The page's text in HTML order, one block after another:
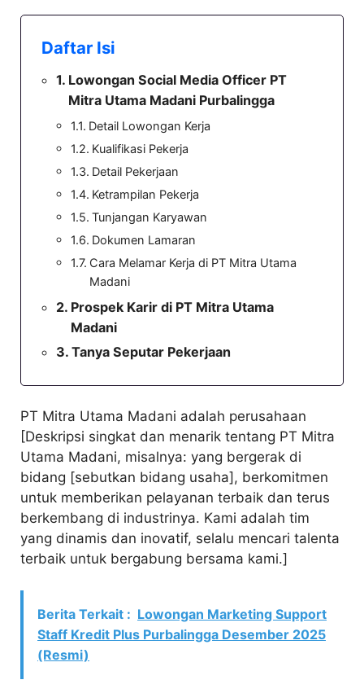
Daftar Isi
Lowongan Social Media Officer PT
Mitra Utama Madani Purbalingga
Detail Lowongan Kerja
Kualifikasi Pekerja
Detail Pekerjaan
Ketrampilan Pekerja
Tunjangan Karyawan
Dokumen Lamaran
Cara Melamar Kerja di PT Mitra Utama
Madani
Prospek Karir di PT Mitra Utama
Madani
Tanya Seputar Pekerjaan
PT Mitra Utama Madani adalah perusahaan
[Deskripsi singkat dan menarik tentang PT Mitra
Utama Madani, misalnya: yang bergerak di
bidang [sebutkan bidang usaha], berkomitmen
untuk memberikan pelayanan terbaik dan terus
berkembang di industrinya. Kami adalah tim
yang dinamis dan inovatif, selalu mencari talenta
terbaik untuk bergabung bersama kami.]
Berita Terkait : Lowongan Marketing Support
Staff Kredit Plus Purbalingga Desember 2025
(Resmi)